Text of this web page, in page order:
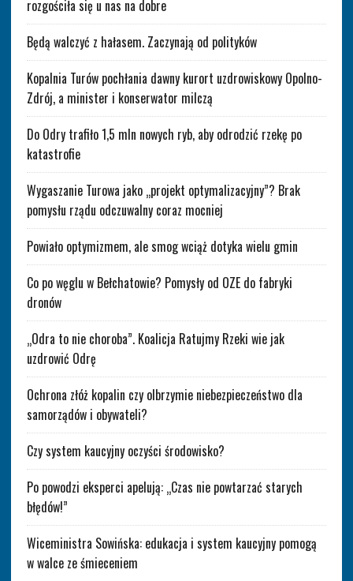
rozgościła się u nas na dobre
Będą walczyć z hałasem. Zaczynają od polityków
Kopalnia Turów pochłania dawny kurort uzdrowiskowy Opolno-
Zdrój, a minister i konserwator milczą
Do Odry trafiło 1,5 mln nowych ryb, aby odrodzić rzekę po
katastrofie
Wygaszanie Turowa jako „projekt optymalizacyjny”? Brak
pomysłu rządu odczuwalny coraz mocniej
Powiało optymizmem, ale smog wciąż dotyka wielu gmin
Co po węglu w Bełchatowie? Pomysły od OZE do fabryki
dronów
„Odra to nie choroba”. Koalicja Ratujmy Rzeki wie jak
uzdrowić Odrę
Ochrona złóż kopalin czy olbrzymie niebezpieczeństwo dla
samorządów i obywateli?
Czy system kaucyjny oczyści środowisko?
Po powodzi eksperci apelują: „Czas nie powtarzać starych
błędów!”
Wiceministra Sowińska: edukacja i system kaucyjny pomogą
w walce ze śmieceniem